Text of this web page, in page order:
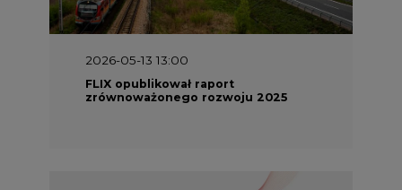
FLIX opublikował raport
zrównoważonego rozwoju 2025